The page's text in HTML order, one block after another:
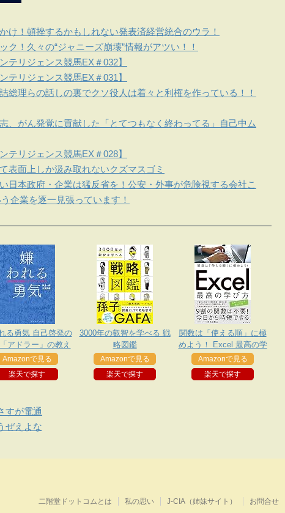
け！頓挫するかもしれない発表済経営統合のウラ！
ク！久々の“ジャニーズ崩壊”情報がアツい！！
テリジェンス競馬EX＃032】
テリジェンス競馬EX＃031】
総理らの話しの裏でクソ役人は着々と利権を作っている！！
、がん発覚に貢献した「とてつもなく終わってる」自己中ム
テリジェンス競馬EX＃028】
表面上しか汲み取れないクズマスゴミ
日本政府・企業は猛反省を！公安・外事が危険視する会社こ
企業を逐一見張っています！
る勇気 自己啓発の
アドラー」の教え
Amazonで見る
楽天で探す
3000年の叡智を学べる 戦
略図鑑
Amazonで見る
楽天で探す
関数は「使える順」に極
めよう！ Excel 最高の学
び方 できるビジネスシリ
ーズ
Amazonで見る
楽天で探す
すが電通
ぜえよな
二階堂ドットコムとは 私の思い J-CIA（姉妹サイト） お問合せ